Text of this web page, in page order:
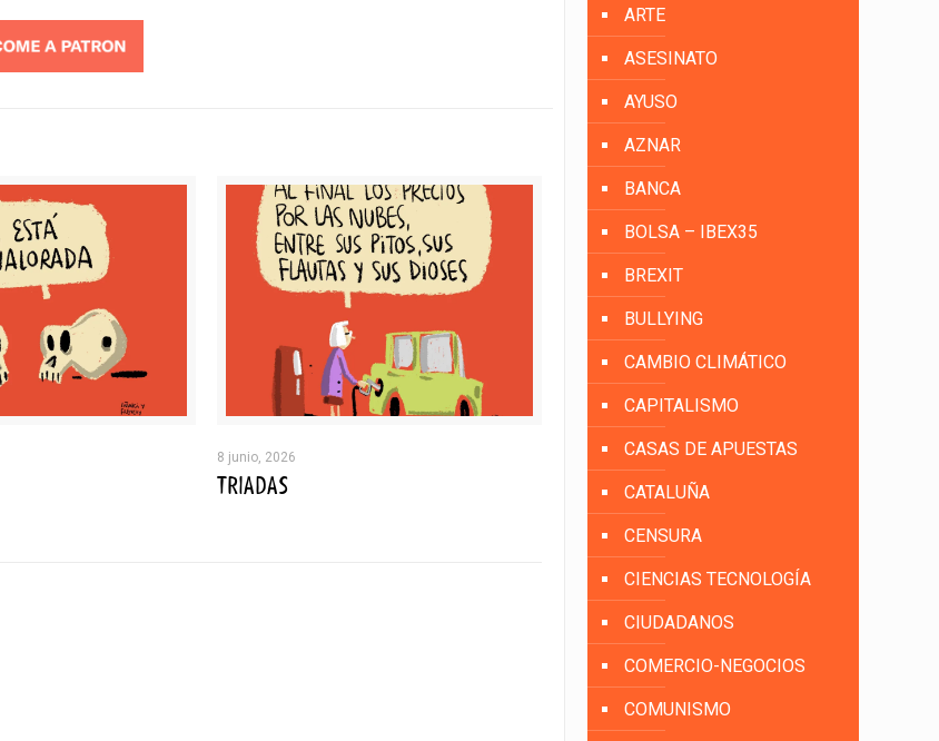
8 junio, 2026
TRIADAS
ARTE
ASESINATO
AYUSO
AZNAR
BANCA
BOLSA – IBEX35
BREXIT
BULLYING
CAMBIO CLIMÁTICO
CAPITALISMO
CASAS DE APUESTAS
CATALUÑA
CENSURA
CIENCIAS TECNOLOGÍA
CIUDADANOS
COMERCIO-NEGOCIOS
COMUNISMO